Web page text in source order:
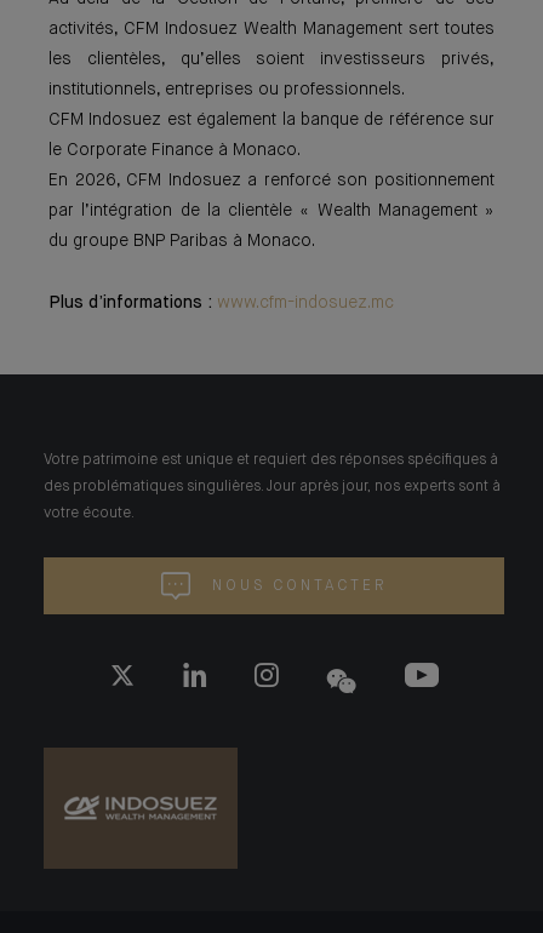
activités, CFM Indosuez Wealth Management sert toutes
les clientèles, qu’elles soient investisseurs privés,
institutionnels, entreprises ou professionnels.
CFM Indosuez est également la banque de référence sur
le Corporate Finance à Monaco.
En 2026, CFM Indosuez a renforcé son positionnement
par l’intégration de la clientèle « Wealth Management »
du groupe BNP Paribas à Monaco.
Plus d’informations : www.cfm-indosuez.mc
Votre patrimoine est unique et requiert des réponses spécifiques à
des problématiques singulières. Jour après jour, nos experts sont à
votre écoute.
NOUS CONTACTER